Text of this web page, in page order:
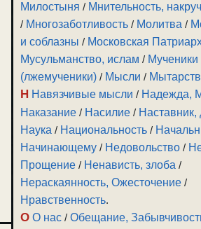
Милостыня / Мнительность,
/ Многозаботливость / Молитва /
и соблазны / Московская
Мусульманство, ислам / Мученики
(лжемученики) / Мысли /
Н Навязчивые мысли / Надежда,
Наказание / Насилие / Наставник,
Наука / Национальность /
Начинающему / Недовольство /
Прощение / Ненависть, злоба /
Нераскаянность, Ожесточение /
Нравственность.
О О нас /Обещание,